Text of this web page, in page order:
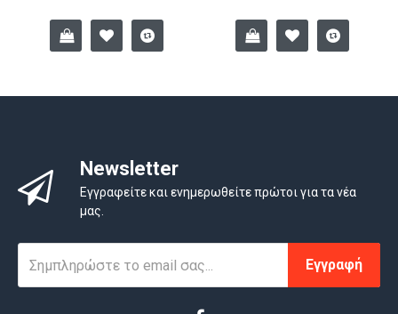
Newsletter
Εγγραφείτε και ενημερωθείτε πρώτοι για τα νέα
μας.
Εγγραφή